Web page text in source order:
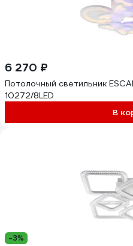
6 270 ₽
Потолочный светильник
10272/8LED
В
-3%